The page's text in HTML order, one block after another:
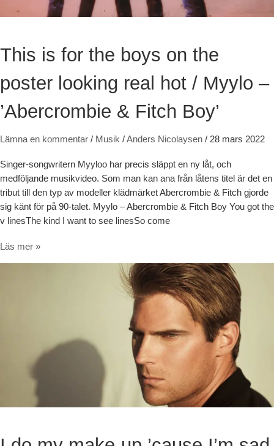
This is for the boys on the
poster looking real hot / Myylo –
’Abercrombie & Fitch Boy’
Lämna en kommentar / Musik /Anders Nicolaysen / 28 mars 2022
Singer-songwritern Myyloo har precis släppt en ny låt, och
medföljande musikvideo. Som man kan ana från låtens titel är det en
tribut till den typ av modeller klädmärket Abercrombie & Fitch gjorde
sig känt för på 90-talet. Myylo – Abercrombie & Fitch Boy You got the
v linesThe kind I want to see linesSo come
This is for the boys on the poster looking real hot / Myylo –
Läs mer »